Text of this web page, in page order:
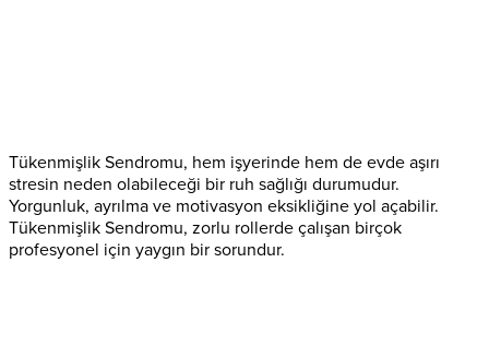
Tükenmişlik Sendromu, hem işyerinde hem de evde aşırı
stresin neden olabileceği bir ruh sağlığı durumudur.
Yorgunluk, ayrılma ve motivasyon eksikliğine yol açabilir.
Tükenmişlik Sendromu, zorlu rollerde çalışan birçok
profesyonel için yaygın bir sorundur.